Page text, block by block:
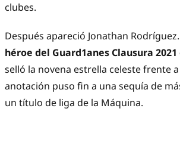
clubes.
Después apareció Jonathan Rodríguez.
héroe del Guard1anes Clausura 2021
selló la novena estrella celeste frente a
anotación puso fin a una sequía de
un título de liga de la Máquina.